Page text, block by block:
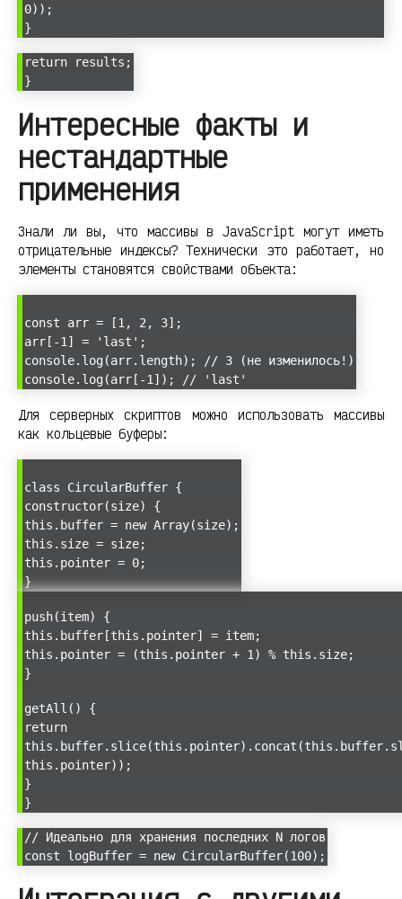
0));
}
return results;
}
Интересные факты и
нестандартные
применения
Знали ли вы, что массивы в JavaScript могут иметь
отрицательные индексы? Технически это работает, но
элементы становятся свойствами объекта:
const arr = [1, 2, 3];
arr[-1] = 'last';
console.log(arr.length); // 3 (не изменилось!)
console.log(arr[-1]); // 'last'
Для серверных скриптов можно использовать массивы
как кольцевые буферы:
class CircularBuffer {
constructor(size) {
this.buffer = new Array(size);
this.size = size;
this.pointer = 0;
}
push(item) {
this.buffer[this.pointer] = item;
this.pointer = (this.pointer + 1) % this.size;
}
getAll() {
return
this.pointer));
}
}
// Идеально для хранения последних N логов
const logBuffer = new CircularBuffer(100);